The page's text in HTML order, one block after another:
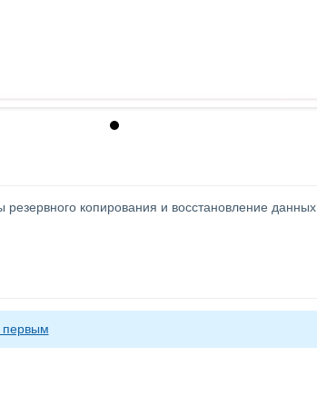
резервного копирования и восстановление данных
первым